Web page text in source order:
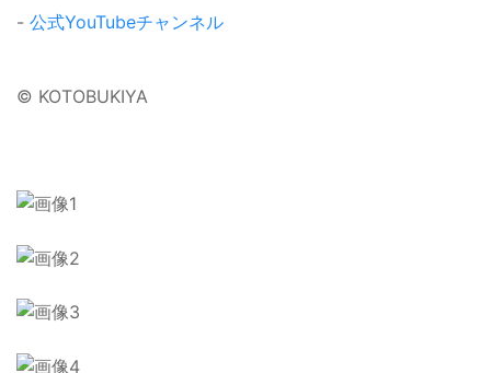
- 公式YouTubeチャンネル
© KOTOBUKIYA